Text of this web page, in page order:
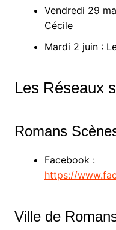
Vendredi 29
Cécile
Mardi 2 juin :
Les Réseaux
Romans
Facebook :
https://
Ville de